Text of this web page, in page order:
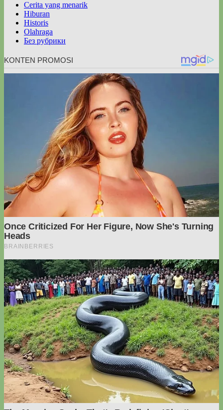
Cerita yang menarik
Hiburan
Historis
Olahraga
Без рубрики